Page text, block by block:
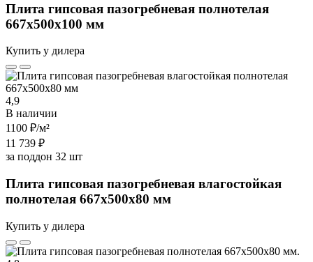
Плита гипсовая пазогребневая полнотелая
667х500х100 мм
Купить у дилера
4,9
В наличии
1100 ₽/м²
11 739 ₽
за поддон 32 шт
Плита гипсовая пазогребневая влагостойкая
полнотелая 667х500х80 мм
Купить у дилера